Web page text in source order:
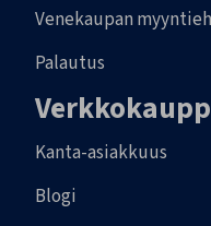
Venekaupan
Palautus
Kanta-asiakkuus
Blogi